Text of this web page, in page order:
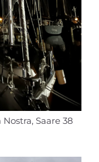
Saare 38